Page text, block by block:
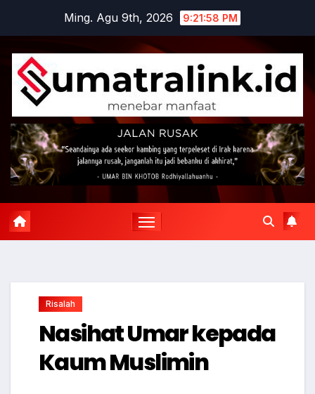
content
Ming. Agu 9th, 2026 9:21:59 PM
Risalah
Nasihat Umar kepada
Kaum Muslimin